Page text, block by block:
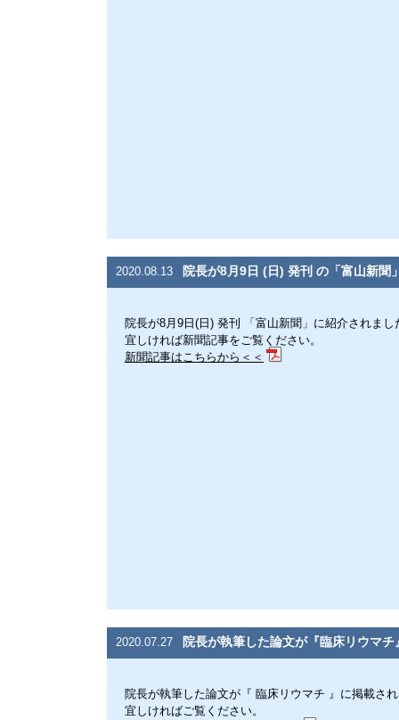
2020.08.13 院長が8月9日 (日) 発刊 の「富山新聞
院長が8月9日(日) 発刊 「富山新聞」に紹介されまし
宜しければ新聞記事をご覧ください。
新聞記事はこちらから＜＜
2020.07.27 院長が執筆した論文が『臨床リウマ
院長が執筆した論文が『 臨床リウマチ 』に掲載さ
宜しければご覧ください。